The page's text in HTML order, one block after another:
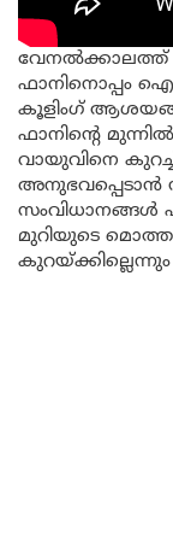
വേനൽക്കാലത്ത്
ഫാനിനൊപ്പം
കൂളിംഗ്
ഫാനിന്റെ
വായുവിനെ
അനുഭവപ്പെടാൻ
സംവിധാനങ്ങൾ
മുറിയുടെ